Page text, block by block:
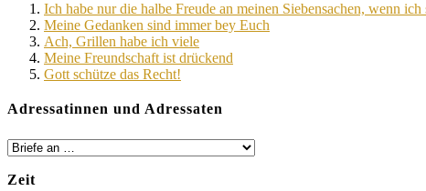
Ich habe nur die halbe Freude an meinen Siebensachen, wenn
Meine Gedanken sind immer bey Euch
Ach, Grillen habe ich viele
Meine Freundschaft ist drückend
Gott schütze das Recht!
Adressatinnen und Adressaten
Zeit